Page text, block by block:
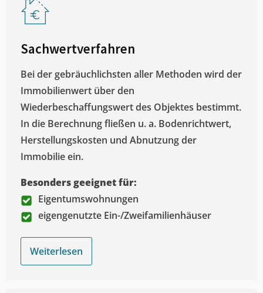
Sachwertverfahren
Bei der gebräuchlichsten aller Methoden wird der
Immobilienwert über den
Wiederbeschaffungswert des Objektes bestimmt.
In die Berechnung fließen u. a. Bodenrichtwert,
Herstellungskosten und Abnutzung der
Immobilie ein.
Besonders geeignet für:
Eigentumswohnungen
eigengenutzte Ein-/Zweifamilienhäuser
Weiterlesen